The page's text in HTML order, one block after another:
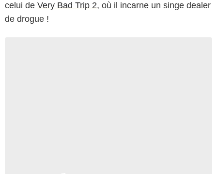
celui de Very Bad Trip 2, où il incarne un singe dealer
de drogue !